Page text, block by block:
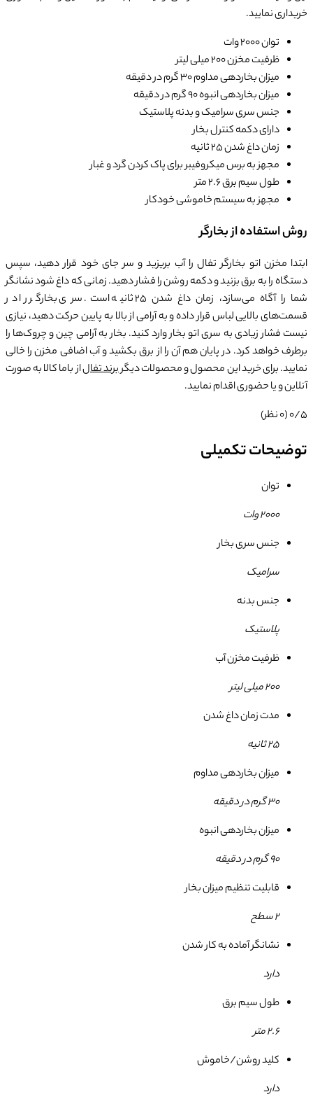
خریداری نمایید.
توان 2000 وات
ظرفیت مخزن 200 میلی لیتر
میزان بخاردهی مداوم 30 گرم در دقیقه
میزان بخاردهی انبوه 90 گرم در دقیقه
جنس سری سرامیک و بدنه پلاستیک
دارای دکمه کنترل بخار
زمان داغ شدن 25 ثانیه
مجهز به برس میکروفیبر برای پاک کردن گرد و غبار
طول سیم برق 2.6 متر
مجهز به سیستم خاموشی خودکار
روش استفاده از بخارگر
ابتدا مخزن اتو بخارگر تفال را آب بریزید و سر جای خود قرار دهید، سپس
دستگاه را به برق بزنید و دکمه روشن را فشار دهید. زمانی که داغ شود نشانگر
شما را آگاه می‌سازد، زمان داغ شدن 25 ثانیه است. سری بخارگر را در
قسمت‌های بالایی لباس قرار داده و به آرامی از بالا به پایین حرکت دهید، نیازی
نیست فشار زیادی به سری اتو بخار وارد کنید. بخار به آرامی چین و چروک‌ها را
برطرف خواهد کرد. در پایان هم آن را از برق بکشید و آب اضافی مخزن را خالی
نمایید. برای خرید این محصول و محصولات دیگربرند تفالاز باما کالا به صورت
آنلاین و یا حضوری اقدام نمایید.
0/5(0 نظر)
توضیحات تکمیلی
توان
2000 وات
جنس سری بخار
سرامیک
جنس بدنه
پلاستیک
ظرفیت مخزن آب
200 میلی لیتر
مدت زمان داغ شدن
25 ثانیه
میزان بخاردهی مداوم
30 گرم در دقیقه
میزان بخاردهی انبوه
90 گرم در دقیقه
قابلیت تنظیم میزان بخار
2 سطح
نشانگر آماده به کار شدن
دارد
طول سیم برق
2.6 متر
کلید روشن/خاموش
دارد